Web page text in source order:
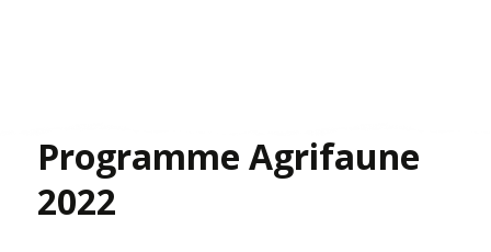
Programme Agrifaune
2022